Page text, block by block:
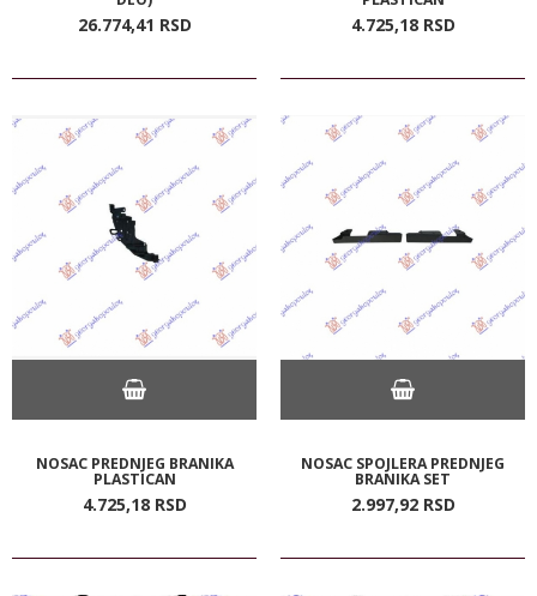
26.774,41 RSD 4.725,18 RSD
NOSAC PREDNJEG BRANIKA
PLASTICAN
4.725,18 RSD
NOSAC SPOJLERA PREDNJEG
BRANIKA SET
2.997,92 RSD